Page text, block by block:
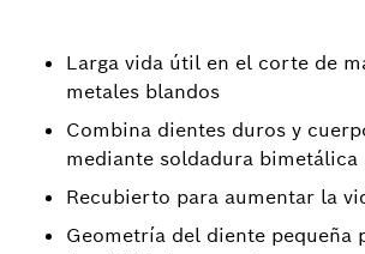
Larga vida útil en el corte de
metales blandos
Combina dientes duros y
mediante soldadura bimetálica
Recubierto para aumentar la
Geometría del diente pequeña